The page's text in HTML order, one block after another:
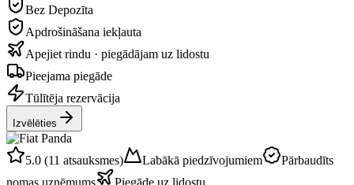
Bez Depozīta
Apdrošināšana iekļauta
Apejiet rindu · piegādājam uz lidostu
Pieejama piegāde
Tūlītēja rezervācija
Izvēlēties
5.0 (11 atsauksmes) Labākā piedzīvojumiem
Pārbaudīts
nomas uzņēmums
Piegāde uz lidostu